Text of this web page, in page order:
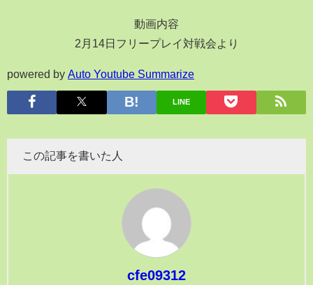
動画内容
2月14日フリープレイ対戦会より
powered by Auto Youtube Summarize
LINE
この記事を書いた人
cfe09312